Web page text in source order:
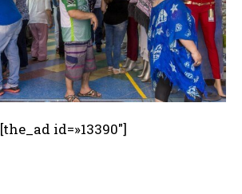
[the_ad id=»13390″]